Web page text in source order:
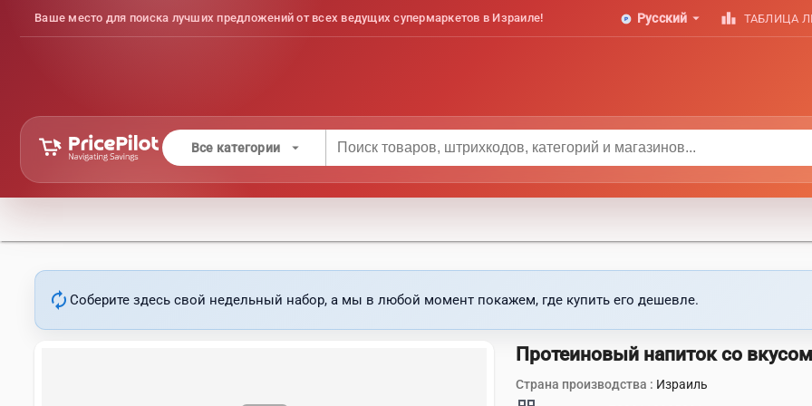
Ваше место для поиска лучших предложений от всех ведущих супермаркетов в Израиле! Русский arrow_drop_down leaderboard ТАБЛИЦА
Все категории arrow_drop_down
autorenew Соберите здесь свой недельный набор, а мы в любой момент покажем, где купить его дешевле.
Протеиновый напиток со
Страна производства : Израиль